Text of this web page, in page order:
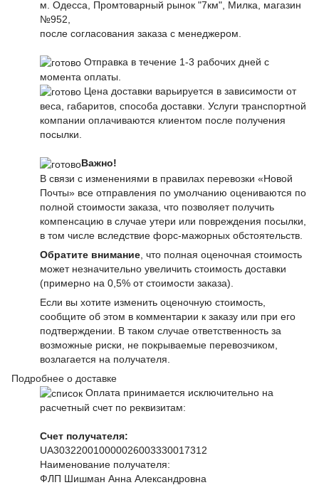
м. Одесса, Промтоварный рынок "7км", Милка, магазин
№952,
после согласования заказа с менеджером.
Отправка в течение 1-3 рабочих дней с
момента оплаты.
Цена доставки варьируется в зависимости от
веса, габаритов, способа доставки. Услуги транспортной
компании оплачиваются клиентом после получения
посылки.
Важно!
В связи с изменениями в правилах перевозки «Новой
Почты» все отправления по умолчанию оцениваются по
полной стоимости заказа, что позволяет получить
компенсацию в случае утери или повреждения посылки,
в том числе вследствие форс-мажорных обстоятельств.
Обратите внимание , что полная оценочная стоимость
может незначительно увеличить стоимость доставки
(примерно на 0,5% от стоимости заказа).
Если вы хотите изменить оценочную стоимость,
сообщите об этом в комментарии к заказу или при его
подтверждении. В таком случае ответственность за
возможные риски, не покрываемые перевозчиком,
возлагается на получателя.
Подробнее о доставке
Оплата принимается исключительно на
расчетный счет по реквизитам:
Счет получателя:
UA303220010000026003330017312
Наименование получателя:
ФЛП Шишман Анна Александровна